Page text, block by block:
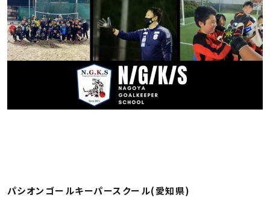
パシオンゴールキーパースクール(愛知県)